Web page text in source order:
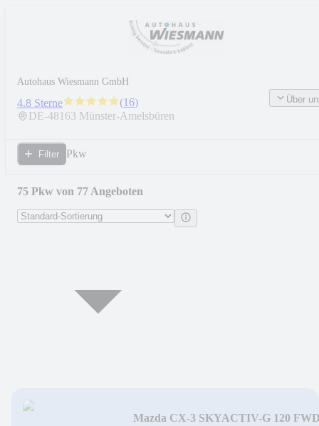
Autohaus Wiesmann GmbH
4.8 Sterne (16)
DE-48163 Münster-Amelsbüren
Über
Filter Pkw
75 Pkw von 77 Angeboten
Mazda CX-3 SKYACTIV-G 120